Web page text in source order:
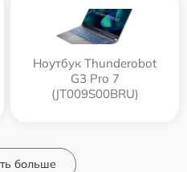
Ноутбук Thunderobot
G3 Pro 7
(JT009S00BRU)
больше